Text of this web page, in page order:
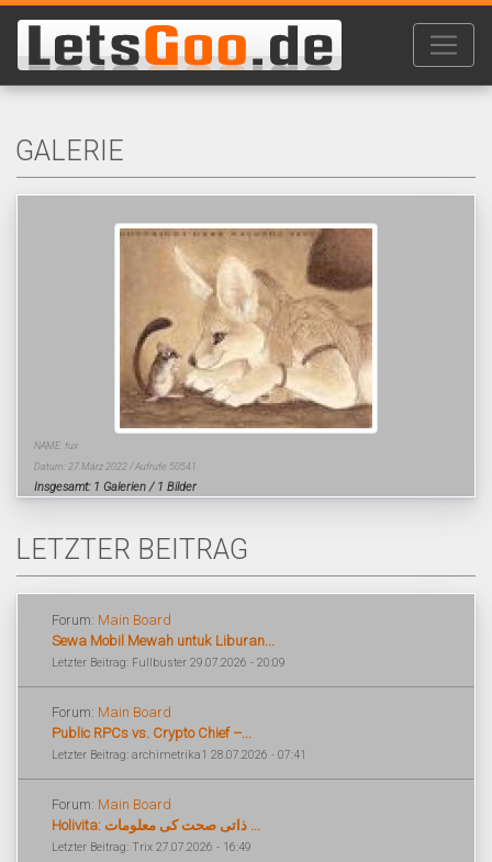
GALERIE
NAME: fux
Datum: 27.März 2022 / Aufrufe 50541
Insgesamt: 1 Galerien / 1 Bilder
LETZTER BEITRAG
Forum: Main Board
Sewa Mobil Mewah untuk Liburan...
Letzter Beitrag: Fullbuster 29.07.2026 - 20:09
Forum: Main Board
Public RPCs vs. Crypto Chief –...
Letzter Beitrag: archimetrika1 28.07.2026 - 07:41
Forum: Main Board
Holivita: ذاتی صحت کی معلومات ...
Letzter Beitrag: Trix 27.07.2026 - 16:49